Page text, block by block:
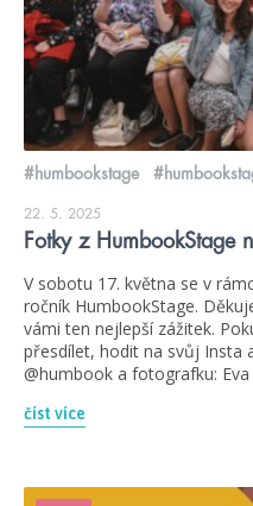
#humbookstage
22. 5. 2025
Fotky z HumbookStage
V sobotu 17. května se v
ročník HumbookStage.
vámi ten nejlepší zážitek.
přesdílet, hodit na svůj Insta
@humbook a fotografku:
číst více